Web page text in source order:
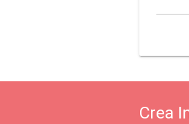
Crea